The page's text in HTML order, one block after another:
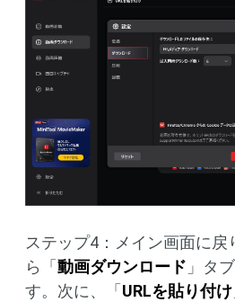
ステップ4：メイン画面に戻
ら「 動画ダウンロード 」タ
す。次に、「 URLを貼り付け